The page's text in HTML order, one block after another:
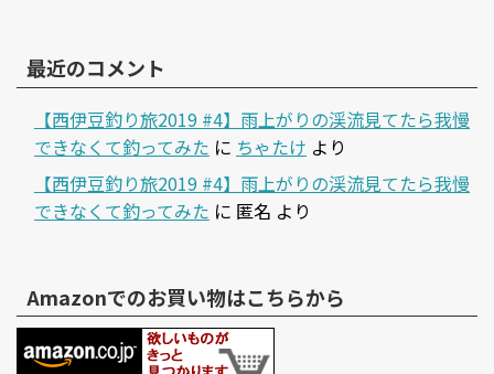
最近のコメント
【西伊豆釣り旅2019 #4】雨上がりの渓流見てたら我慢
できなくて釣ってみた に ちゃたけ より
【西伊豆釣り旅2019 #4】雨上がりの渓流見てたら我慢
できなくて釣ってみた に 匿名 より
Amazonでのお買い物はこちらから